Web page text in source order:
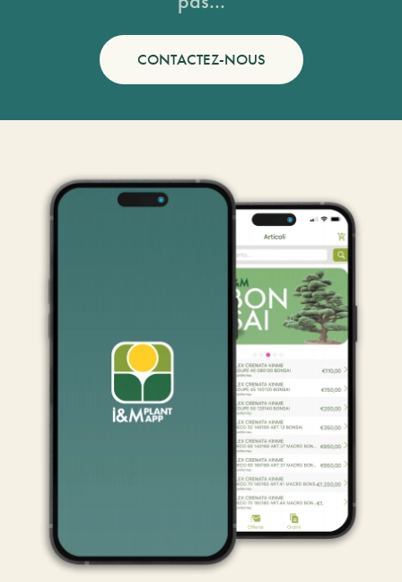
CONTACTEZ-NOUS